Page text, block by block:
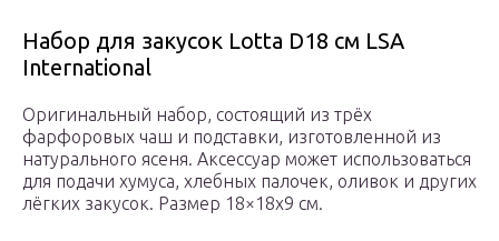
Набор для закусок Lotta D18 см LSA
International
Оригинальный набор, состоящий из трёх
фарфоровых чаш и подставки, изготовленной из
натурального ясеня. Аксессуар может использоваться
для подачи хумуса, хлебных палочек, оливок и других
лёгких закусок. Размер 18×18х9 см.